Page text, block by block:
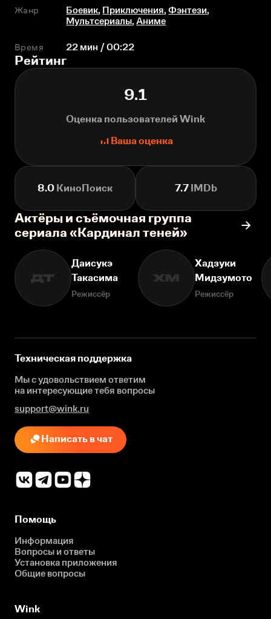
Жанр Боевик, Приключения,Фэнтези,
Мультсериалы,Аниме
Время 22 мин / 00:22
Рейтинг
9.1
Оценка пользователей Wink
Ваша оценка
8.0 КиноПоиск 7.7 IMDb
Актёры и съёмочная группа
сериала «Кардинал теней»
ДТ
Даисукэ
Такасима
Режиссёр
ХМ
Хадзуки
Мидзумото
Режиссёр
Техническая поддержка
Мы с удовольствием ответим
на интересующиетебя вопросы
support@wink.ru
Написать в чат
Помощь
Информация
Вопросы и ответы
Установка приложения
Общие вопросы
Wink